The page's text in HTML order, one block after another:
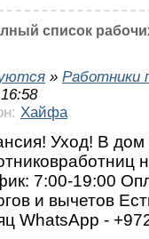
список
» Работники
Хайфа
Уход! В
7:00-19:00
и вычетов
WhatsApp -